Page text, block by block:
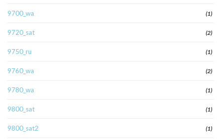
9700_wa (1)
9720_sat (2)
9750_ru (1)
9760_wa (2)
9780_wa (1)
9800_sat (1)
9800_sat2 (1)